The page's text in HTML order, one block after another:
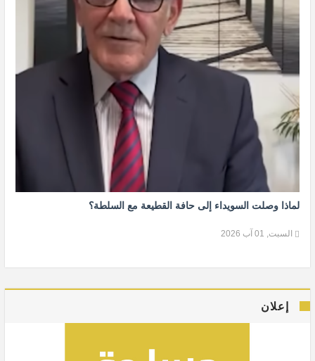
لماذا وصلت السويداء إلى حافة القطيعة مع السلطة؟
السبت, 01 آب 2026
إعلان